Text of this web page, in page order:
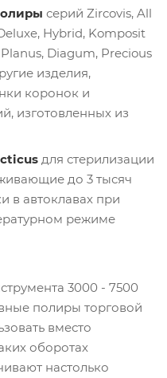
серий Zircovis, All
Hybrid, Komposit
Diagum, Precious
изделия,
коронок и
изготовленных из
для стерилизации
до 3 тысяч
в автоклавах при
режиме
3000 - 7500
полиры торговой
вместо
оборотах
настолько